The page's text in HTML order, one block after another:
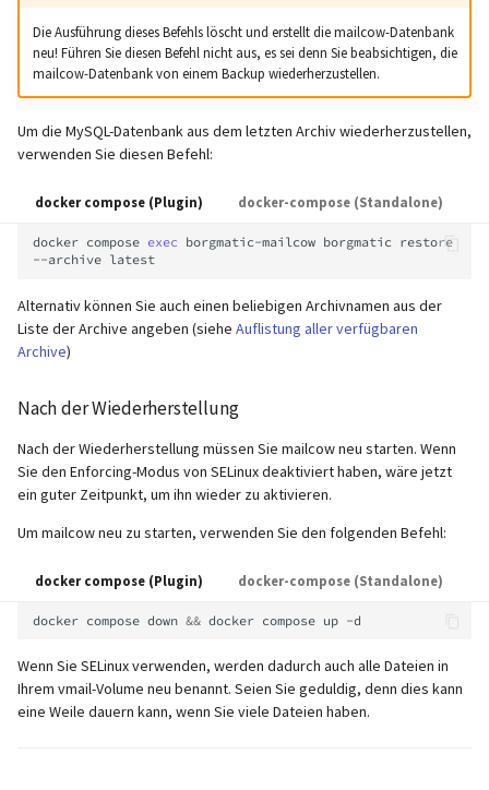
Die Ausführung dieses Befehls löscht und erstellt die mailcow-Datenbank
neu! Führen Sie diesen Befehl nicht aus, es sei denn Sie beabsichtigen, die
mailcow-Datenbank von einem Backup wiederherzustellen.
Um die MySQL-Datenbank aus dem letzten Archiv wiederherzustellen,
verwenden Sie diesen Befehl:
docker compose (Plugin) docker-compose (Standalone)
docker compose exec borgmatic-mailcow borgmatic restore
--archive
Alternativ können Sie auch einen beliebigen Archivnamen aus der
Liste der Archive angeben (siehe Auflistung aller verfügbaren
Archive)
Nach der Wiederherstellung
Nach der Wiederherstellung müssen Sie mailcow neu starten. Wenn
Sie den Enforcing-Modus von SELinux deaktiviert haben, wäre jetzt
ein guter Zeitpunkt, um ihn wieder zu aktivieren.
Um mailcow neu zu starten, verwenden Sie den folgenden Befehl:
docker compose (Plugin) docker-compose (Standalone)
docker compose down && docker compose up
Wenn Sie SELinux verwenden, werden dadurch auch alle Dateien in
Ihrem vmail-Volume neu benannt. Seien Sie geduldig, denn dies kann
eine Weile dauern kann, wenn Sie viele Dateien haben.